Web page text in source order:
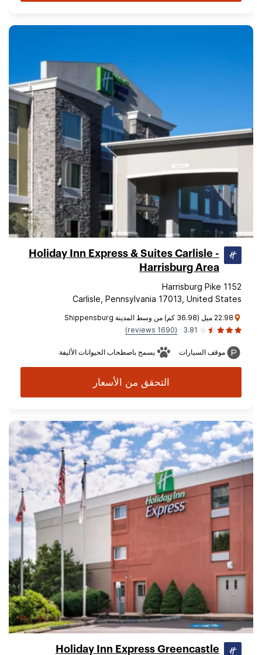
Holiday Inn Express & Suites Carlisle -
Harrisburg Area
1152 Harrisburg Pike
Carlisle, Pennsylvania 17013, United States
22.98 ميل (36.98 كم) من وسط المدينة Shippensburg
3.81
(1690 reviews)
موقف السيارات يسمح باصطحاب الحيوانات الأليفة
التحقق من الأسعار
Holiday Inn Express Greencastle